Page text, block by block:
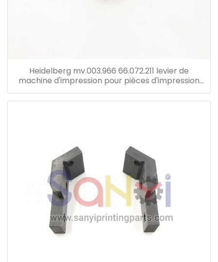
Heidelberg mv.003.966 66.072.211 levier de
machine d'impression pour pièces d'impression
offset machine sm102 cd102